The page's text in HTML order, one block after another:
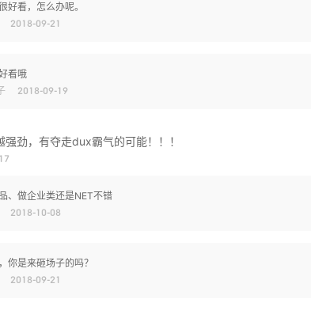
好看，怎么办呢。
2018-09-21
看哦
2018-09-19
强劲，有夺走dux霸气的可能！！！
、做企业类还是NET不错
2018-10-08
你是来砸场子的吗？
2018-09-21